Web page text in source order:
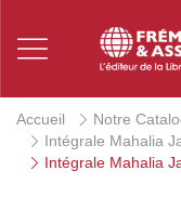
Accueil Notre
Intégrale Mahalia
Intégrale Mahalia